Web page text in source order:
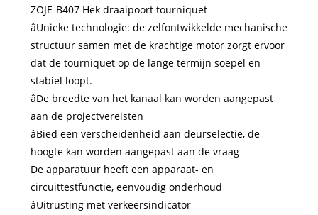
ZOJE-B407 Hek draaipoort tourniquet
âUnieke technologie: de zelfontwikkelde mechanische
structuur samen met de krachtige motor zorgt ervoor
dat de tourniquet op de lange termijn soepel en
stabiel loopt.
âDe breedte van het kanaal kan worden aangepast
aan de projectvereisten
âBied een verscheidenheid aan deurselectie, de
hoogte kan worden aangepast aan de vraag
De apparatuur heeft een apparaat- en
circuittestfunctie, eenvoudig onderhoud
âUitrusting met verkeersindicator